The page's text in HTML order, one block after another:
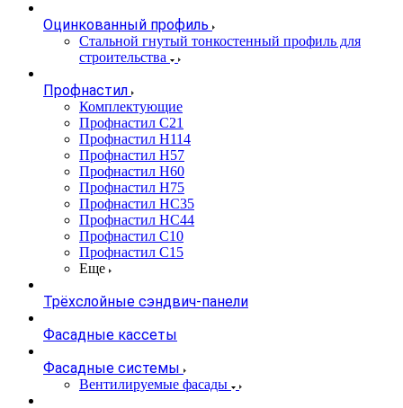
Оцинкованный профиль
Стальной гнутый тонкостенный профиль для
строительства
Профнастил
Комплектующие
Профнастил C21
Профнастил Н114
Профнастил Н57
Профнастил Н60
Профнастил Н75
Профнастил НС35
Профнастил НС44
Профнастил С10
Профнастил С15
Еще
Трёхслойные сэндвич-панели
Фасадные кассеты
Фасадные системы
Вентилируемые фасады